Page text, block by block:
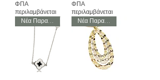
ΦΠΑ
περιλαμβάνεται
ΦΠΑ
περιλαμβάνεται
Νέα Παραλαβή
Νέα Παραλαβή